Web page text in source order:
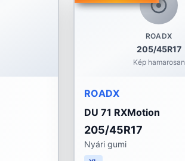
ROADX
205/45R17
Kép hamarosan
ROADX
DU 71 RXMotion
205/45R17
Nyári gumi